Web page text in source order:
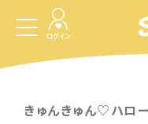
ログイン
きゅんきゅん♡ハロ